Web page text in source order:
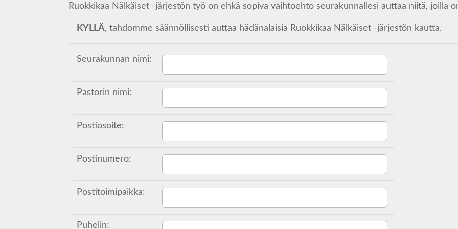
Ruokkikaa Nälkäiset -järjestön työ on ehkä sopiva vaihtoehto seurakunnallesi auttaa niitä, joilla
KYLLÄ, tahdomme säännöllisesti auttaa hädänalaisia Ruokkikaa Nälkäiset -järjestön kautta.
Seurakunnan nimi:
Pastorin nimi:
Postiosoite:
Postinumero:
Postitoimipaikka:
Puhelin: